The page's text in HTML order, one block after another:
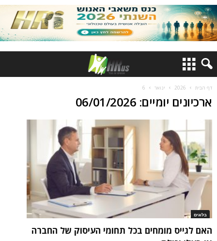
דף הבית 2026 ינואר 6
ארכיונים יומיים: 06/01/2026
בלוגים
האם לגייס מומחים בכל תחומי העיסוק של החברה